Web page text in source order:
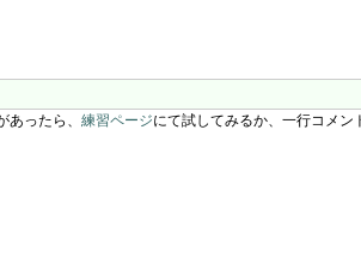
ったら、 練習ページにて試してみるか、一行コメン